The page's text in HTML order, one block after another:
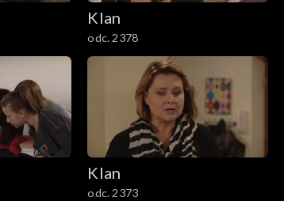
Klan
odc. 2378
Klan
odc. 2373